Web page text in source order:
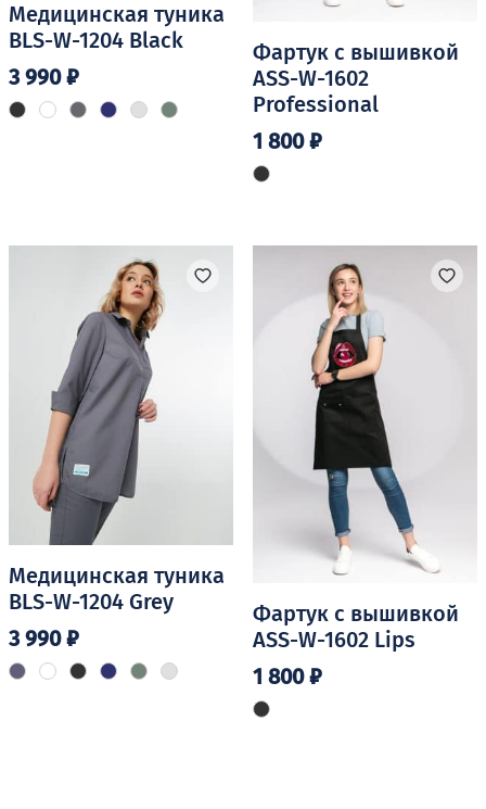
Медицинская туника
BLS-W-1204 Black
3 990₽
Этот
Опции
странице
товара.
Фартук с вышивкой
ASS-W-1602
Professional
1 800₽
Медицинская туника
BLS-W-1204 Grey
3 990₽
Этот
Фартук с вышивкой
ASS-W-1602 Lips
1 800₽